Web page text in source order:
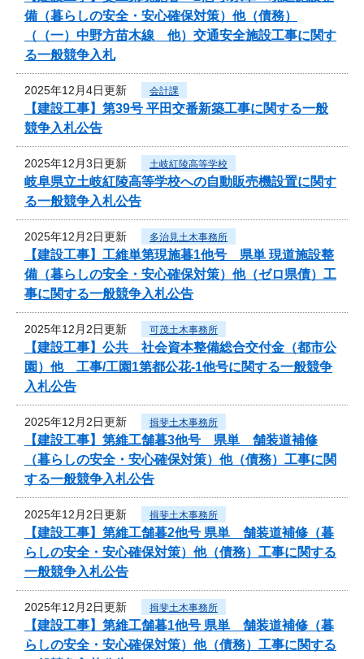
備（暮らしの安全・安心確保対策）他（債務）
（（一）中野方苗木線 他）交通安全施設工事に関す
る一般競争入札
2025年12月4日更新 会計課
【建設工事】第39号 平田交番新築工事に関する一般
競争入札公告
2025年12月3日更新 土岐紅陵高等学校
岐阜県立土岐紅陵高等学校への自動販売機設置に関す
る一般競争入札公告
2025年12月2日更新 多治見土木事務所
【建設工事】工維単第現施暮1他号 県単 現道施設整
備（暮らしの安全・安心確保対策）他（ゼロ県債）工
事に関する一般競争入札公告
2025年12月2日更新 可茂土木事務所
【建設工事】公共 社会資本整備総合交付金（都市公
園）他 工事/工園1第都公花-1他号に関する一般競争
入札公告
2025年12月2日更新 揖斐土木事務所
【建設工事】第維工舗暮3他号 県単 舗装道補修
（暮らしの安全・安心確保対策）他（債務）工事に関
する一般競争入札公告
2025年12月2日更新 揖斐土木事務所
【建設工事】第維工舗暮2他号 県単 舗装道補修（暮
らしの安全・安心確保対策）他（債務）工事に関する
一般競争入札公告
2025年12月2日更新 揖斐土木事務所
【建設工事】第維工舗暮1他号 県単 舗装道補修（暮
らしの安全・安心確保対策）他（債務）工事に関する